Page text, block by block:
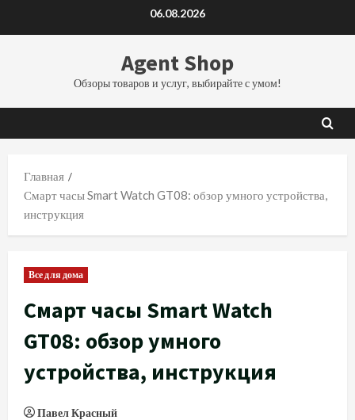
06.08.2026
Agent Shop
Обзоры товаров и услуг, выбирайте с умом!
Главная
Смарт часы Smart Watch GT08: обзор умного устройства,
инструкция
Все для дома
Смарт часы Smart Watch
GT08: обзор умного
устройства, инструкция
Павел Красный